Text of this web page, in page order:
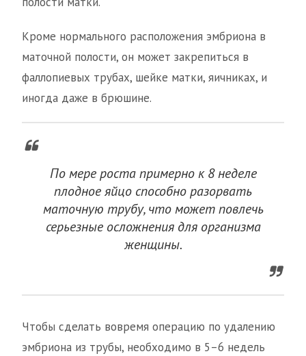
Кроме нормального расположения эмбриона в
маточной полости, он может закрепиться в
фаллопиевых трубах, шейке матки, яичниках, и
иногда даже в брюшине.
По мере роста примерно к 8 неделе
плодное яйцо способно разорвать
маточную трубу, что может повлечь
серьезные осложнения для организма
женщины.
Чтобы сделать вовремя операцию по удалению
эмбриона из трубы, необходимо в 5–6 недель